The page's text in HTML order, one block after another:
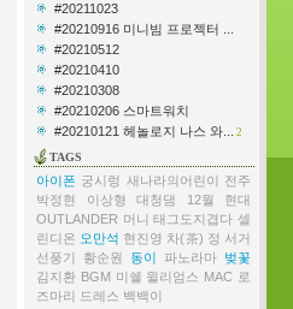
#20211023
#20210916 미니빔 프로젝터 ...
#20210512
#20210410
#20210308
#20210206 스마트워치
#20210121 헤놀로지 나스 와...
2
TAGS
아이폰 궁시렁 새나라의어린이 전주
박정현
이상형 대청댐 12월
현대
OUTLANDER 머니 태그도지겹다 셀
린디온 오만석 현진영 차(茶) 정 서거
선풍기
황순원 동이 파노라마 벚꽃
김지환 BGM 미쉘 윌리엄스 MAC 로
즈마리 드레스 백백이